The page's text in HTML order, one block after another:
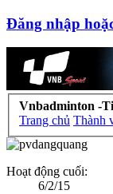
Đăng nhập
Vnbadminton -
Trang chủ Thành
Hoạt động cuối:
6/2/15